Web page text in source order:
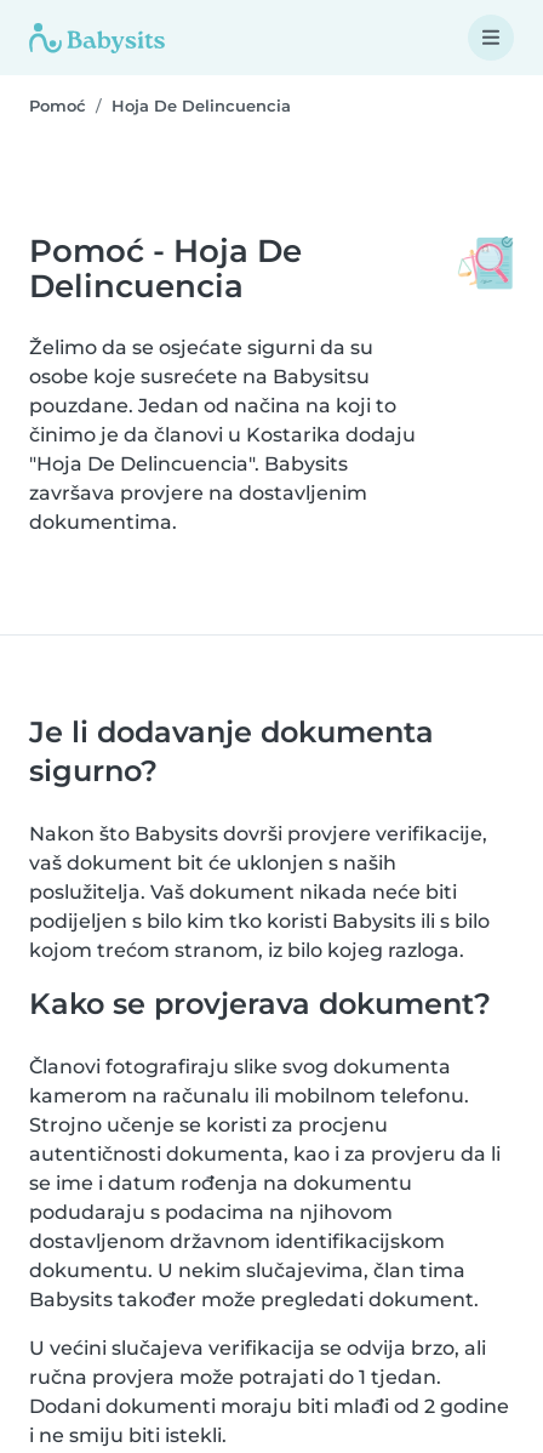
Pomoć Hoja De Delincuencia
Pomoć - Hoja De
Delincuencia
Želimo da se osjećate sigurni da su
osobe koje susrećete na Babysitsu
pouzdane. Jedan od načina na koji to
činimo je da članovi u Kostarika dodaju
"Hoja De Delincuencia". Babysits
završava provjere na dostavljenim
dokumentima.
Je li dodavanje dokumenta
sigurno?
Nakon što Babysits dovrši provjere verifikacije,
vaš dokument bit će uklonjen s naših
poslužitelja. Vaš dokument nikada neće biti
podijeljen s bilo kim tko koristi Babysits ili s bilo
kojom trećom stranom, iz bilo kojeg razloga.
Kako se provjerava dokument?
Članovi fotografiraju slike svog dokumenta
kamerom na računalu ili mobilnom telefonu.
Strojno učenje se koristi za procjenu
autentičnosti dokumenta, kao i za provjeru da li
se ime i datum rođenja na dokumentu
podudaraju s podacima na njihovom
dostavljenom državnom identifikacijskom
dokumentu. U nekim slučajevima, član tima
Babysits također može pregledati dokument.
U većini slučajeva verifikacija se odvija brzo, ali
ručna provjera može potrajati do 1 tjedan.
Dodani dokumenti moraju biti mlađi od 2 godine
i ne smiju biti istekli.